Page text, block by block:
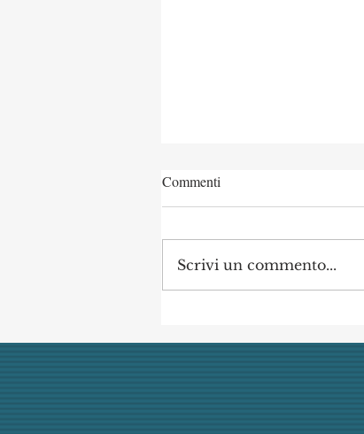
Classica a Uni Vanvitelli
Commenti
Scrivi un commento...